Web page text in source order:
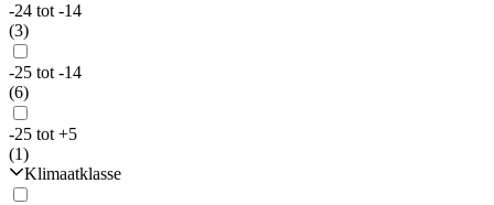
-24 tot -14
(3)
-25 tot -14
(6)
-25 tot +5
(1)
Klimaatklasse